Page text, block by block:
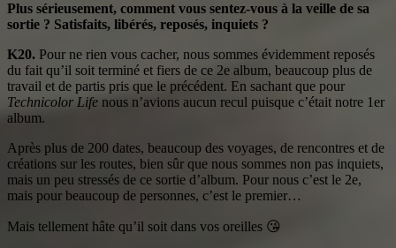
Plus sérieusement, comment vous sentez-vous à la veille de sa
sortie ? Satisfaits, libérés, reposés, inquiets ?
K20. Pour ne rien vous cacher, nous sommes évidemment reposés
du fait qu’il soit terminé et fiers de ce 2e album, beaucoup plus de
travail et de partis pris que le précédent. En sachant que pour
Technicolor Life nous n’avions aucun recul puisque c’était notre 1er
album.
Après plus de 200 dates, beaucoup des voyages, de rencontres et de
créations sur les routes, bien sûr que nous sommes non pas inquiets,
mais un peu stressés de ce sortie d’album. Pour nous c’est le 2e,
mais pour beaucoup de personnes, c’est le premier…
Mais tellement hâte qu’il soit dans vos oreilles 😘